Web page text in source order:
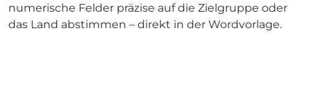
numerische Felder präzise auf die Zielgruppe oder
das Land abstimmen – direkt in der Wordvorlage.